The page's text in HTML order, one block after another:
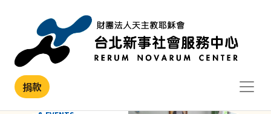
捐款